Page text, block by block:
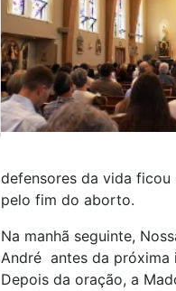
defensores da vida ficou
pelo fim do aborto.
Na manhã seguinte,
André antes da próxima
Depois da oração, a